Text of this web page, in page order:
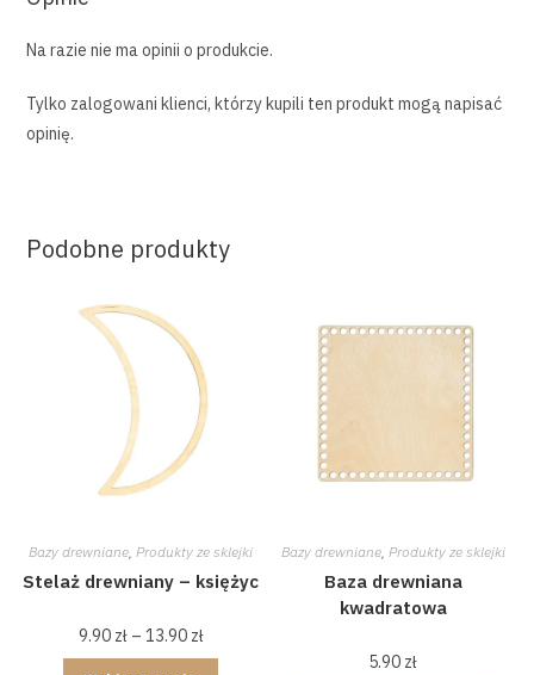
Na razie nie ma opinii o produkcie.
Tylko zalogowani klienci, którzy kupili ten produkt mogą napisać
opinię.
Podobne produkty
Bazy drewniane,Produkty ze sklejki
Stelaż drewniany – księżyc
9.90 zł – 13.90 zł
Bazy drewniane, Produkty ze sklejki
Baza drewniana
kwadratowa
5.90 zł